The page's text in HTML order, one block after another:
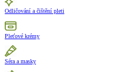
Odličování a čištění pleti
Pleťové krémy
Séra a masky